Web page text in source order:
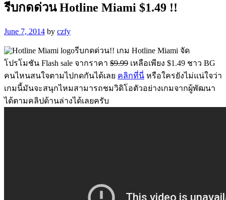
รีบกดด่วน Hotline Miami $1.49 !!
June 7, 2014 by czfy
รีบกดด่วน!! เกม Hotline Miami จัด
โปรโมชัน Flash sale จากราคา $9.99 เหลือเพียง $1.49 ชาว BG
คนไหนสนใจตามไปกดกันได้เลย คลิกที่นี่ หรือใครยังไม่แน่ใจว่า
เกมนี้มันจะสนุกไหมสามารถชมวิดิโอตัวอย่างเกมจากผู้พัฒนา
ได้ตามคลิปด้านล่างได้เลยครับ